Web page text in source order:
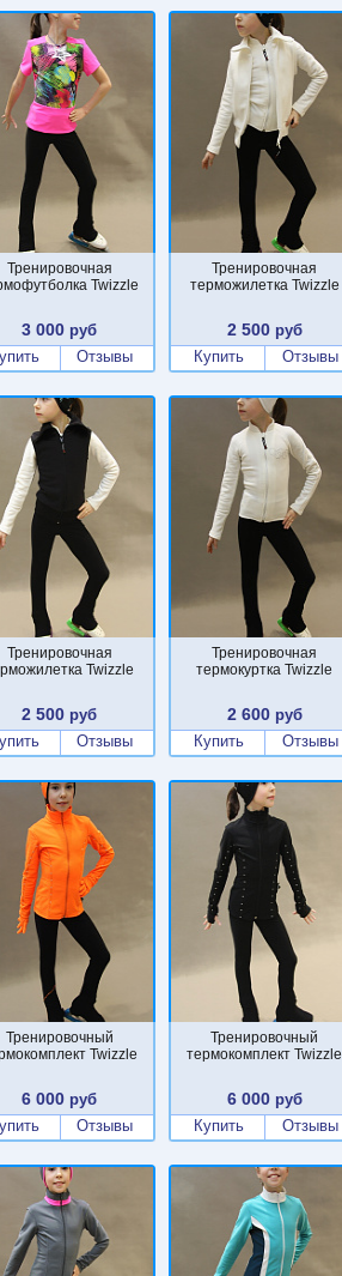
Тренировочная
Twizzle
3 000 руб
Отзывы
Тренировочная
терможилетка Twizzle
2 500руб
Купить
Отзывы
Тренировочная
Twizzle
2 500 руб
Отзывы
Тренировочная
термокуртка Twizzle
2 600руб
Купить
Отзывы
Тренировочный
Twizzle
6 000 руб
Отзывы
Тренировочный
термокомплект Twizzle
6 000руб
Купить
Отзывы